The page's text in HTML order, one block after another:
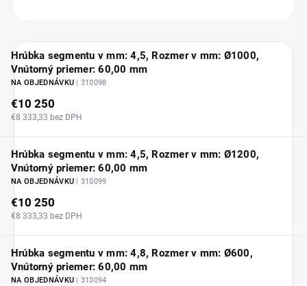
Hrúbka segmentu v mm: 4,5, Rozmer v mm: Ø1000,
Vnútorný priemer: 60,00 mm
NA OBJEDNÁVKU | 310098
€10 250
€8 333,33 bez DPH
Hrúbka segmentu v mm: 4,5, Rozmer v mm: Ø1200,
Vnútorný priemer: 60,00 mm
NA OBJEDNÁVKU | 310099
€10 250
€8 333,33 bez DPH
Hrúbka segmentu v mm: 4,8, Rozmer v mm: Ø600,
Vnútorný priemer: 60,00 mm
NA OBJEDNÁVKU | 310094